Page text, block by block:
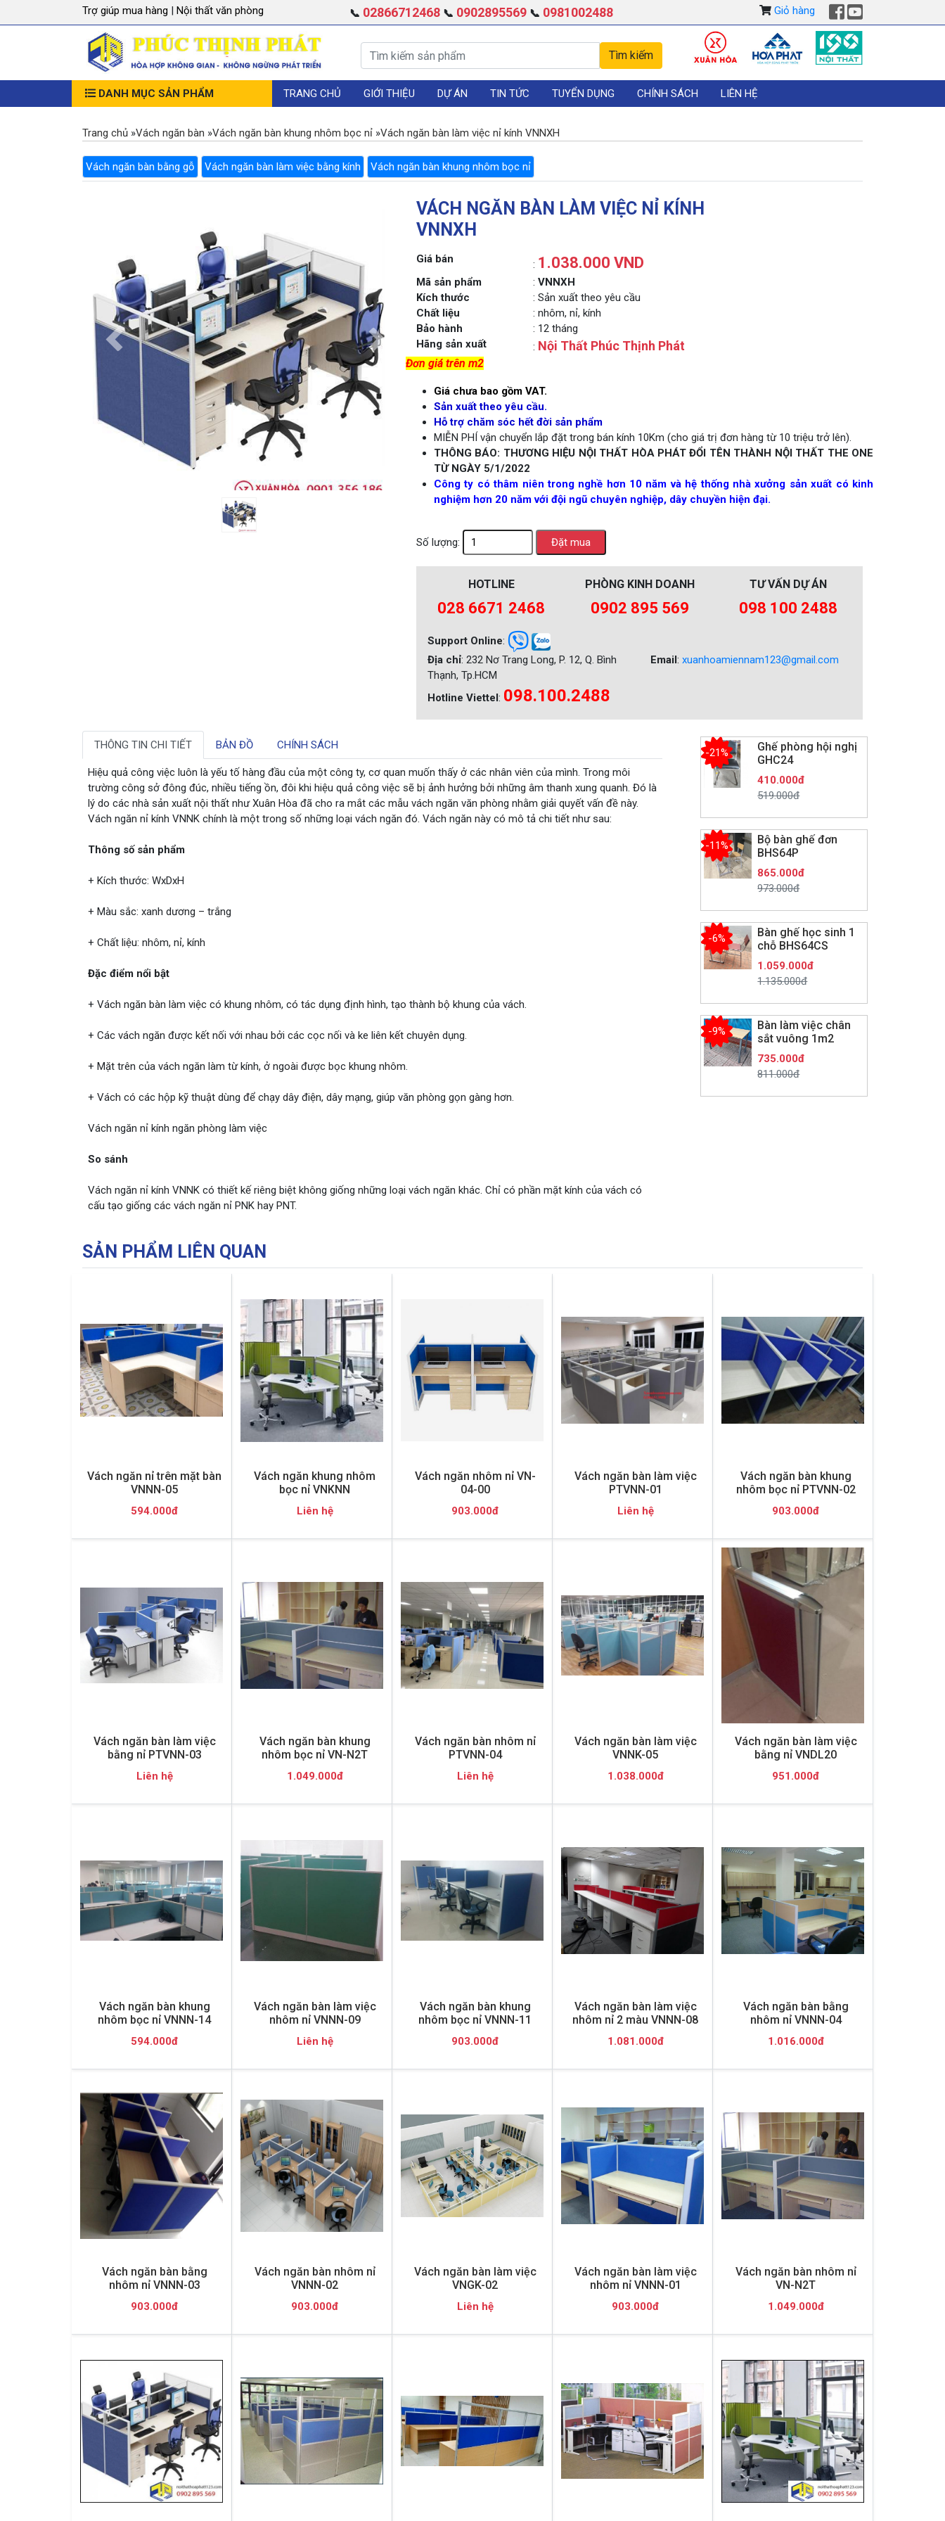
Trợ giúp mua hàng | Nội thất văn phòng 📞 02866712468 📞 0902895569 📞 0981002488 Giỏ hàng
DANH MỤC SẢN PHẨM TRANG CHỦ GIỚI THIỆU DỰ ÁN TIN TỨC TUYỂN DỤNG CHÍNH SÁCH LIÊN HỆ
Trang chủ »Vách ngăn bàn »Vách ngăn bàn khung nhôm bọc nỉ »Vách ngăn bàn làm việc nỉ kính VNNXH
Vách ngăn bàn bằng gỗ Vách ngăn bàn làm việc bằng kính Vách ngăn bàn khung nhôm bọc nỉ
Previous
VÁCH NGĂN BÀN LÀM VIỆC NỈ KÍNH
VNNXH
Giá bán : 1.038.000 VND
Mã sản phẩm :VNNXH
Kích thước
: Sản xuất theo yêu cầu
Chất liệu
: nhôm, nỉ, kính
Bảo hành
: 12 tháng
Hãng sản xuất
: Nội Thất Phúc Thịnh Phát
Đơn giá trên m2
Giá chưa bao gồm VAT.
Sản xuất theo yêu cầu.
Hỗ trợ chăm sóc hết đời sản phẩm
MIỄN PHÍ vận chuyển lắp đặt trong bán kính 10Km (cho giá trị đơn hàng từ 10 triệu trở lên).
THÔNG BÁO: THƯƠNG HIỆU NỘI THẤT HÒA PHÁT ĐỔI TÊN THÀNH NỘI THẤT THE ONE
TỪ NGÀY 5/1/2022
Công ty có thâm niên trong nghề hơn 10 năm và hệ thống nhà xưởng sản xuất có kinh
nghiệm hơn 20 năm với đội ngũ chuyên nghiệp, dây chuyền hiện đại.
Số lượng:
HOTLINE
028 6671 2468
PHÒNG KINH DOANH
0902 895 569
TƯ VẤN DỰ ÁN
098 100 2488
Support Online:
Địa chỉ: 232 Nơ Trang Long, P. 12, Q. Bình
Thạnh, Tp.HCM
Hotline Viettel: 098.100.2488
Email: xuanhoamiennam123@gmail.com
THÔNG TIN CHI TIẾT BẢN ĐỒ CHÍNH SÁCH
Hiệu quả công việc luôn là yếu tố hàng đầu của một công ty, cơ quan muốn thấy ở các nhân viên của mình. Trong môi
trường công sở đông đúc, nhiều tiếng ồn, đôi khi hiệu quả công việc sẽ bị ảnh hưởng bởi những âm thanh xung quanh. Đó là
lý do các nhà sản xuất nội thất như Xuân Hòa đã cho ra mắt các mẫu vách ngăn văn phòng nhằm giải quyết vấn đề này.
Vách ngăn nỉ kính VNNK chính là một trong số những loại vách ngăn đó. Vách ngăn này có mô tả chi tiết như sau:
Thông số sản phẩm
+ Kích thước: WxDxH
+ Màu sắc: xanh dương – trắng
+ Chất liệu: nhôm, nỉ, kính
Đặc điểm nổi bật
+ Vách ngăn bàn làm việc có khung nhôm, có tác dụng định hình, tạo thành bộ khung của vách.
+ Các vách ngăn được kết nối với nhau bởi các cọc nối và ke liên kết chuyên dụng.
+ Mặt trên của vách ngăn làm từ kính, ở ngoài được bọc khung nhôm.
+ Vách có các hộp kỹ thuật dùng để chạy dây điện, dây mạng, giúp văn phòng gọn gàng hơn.
Vách ngăn nỉ kính ngăn phòng làm việc
So sánh
Vách ngăn nỉ kính VNNK có thiết kế riêng biệt không giống những loại vách ngăn khác. Chỉ có phần mặt kính của vách có
cấu tạo giống các vách ngăn nỉ PNK hay PNT.
Ghế phòng hội nghị
GHC24
-21%
410.000đ
519.000đ
Bộ bàn ghế đơn
BHS64P
-11%
865.000đ
973.000đ
Bàn ghế học sinh 1
chỗ BHS64CS
-6%
1.059.000đ
1.135.000đ
Bàn làm việc chân
sắt vuông 1m2
-9%
735.000đ
811.000đ
SẢN PHẨM LIÊN QUAN
Vách ngăn nỉ trên mặt bàn
VNNN-05
594.000đ
Vách ngăn khung nhôm
bọc nỉ VNKNN
Liên hệ
Vách ngăn nhôm nỉ VN-
04-00
903.000đ
Vách ngăn bàn làm việc
PTVNN-01
Liên hệ
Vách ngăn bàn khung
nhôm bọc nỉ PTVNN-02
903.000đ
Vách ngăn bàn làm việc
bằng nỉ PTVNN-03
Liên hệ
Vách ngăn bàn khung
nhôm bọc nỉ VN-N2T
1.049.000đ
Vách ngăn bàn nhôm nỉ
PTVNN-04
Liên hệ
Vách ngăn bàn làm việc
VNNK-05
1.038.000đ
Vách ngăn bàn làm việc
bằng nỉ VNDL20
951.000đ
Vách ngăn bàn khung
nhôm bọc nỉ VNNN-14
594.000đ
Vách ngăn bàn làm việc
nhôm nỉ VNNN-09
Liên hệ
Vách ngăn bàn khung
nhôm bọc nỉ VNNN-11
903.000đ
Vách ngăn bàn làm việc
nhôm nỉ 2 màu VNNN-08
1.081.000đ
Vách ngăn bàn bằng
nhôm nỉ VNNN-04
1.016.000đ
Vách ngăn bàn bằng
nhôm nỉ VNNN-03
903.000đ
Vách ngăn bàn nhôm nỉ
VNNN-02
903.000đ
Vách ngăn bàn làm việc
VNGK-02
Liên hệ
Vách ngăn bàn làm việc
nhôm nỉ VNNN-01
903.000đ
Vách ngăn bàn nhôm nỉ
VN-N2T
1.049.000đ